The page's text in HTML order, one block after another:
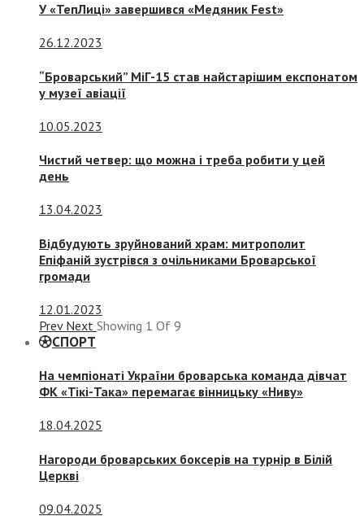
У «ТепЛиці» завершився «Медяник Fest»
26.12.2023
“Броварський” МіГ-15 став найстарішим експонатом
у музеї авіації
10.05.2023
Чистий четвер: що можна і треба робити у цей
день
13.04.2023
Відбудують зруйнований храм: митрополит
Епіфаній зустрівся з очільниками Броварської
громади
12.01.2023
Prev Next Showing 1 Of 9
СПОРТ
На чемпіонаті України броварська команда дівчат
ФК «Тікі-Така» перемагає вінницьку «Ниву»
18.04.2025
Нагороди броварських боксерів на турнір в Білій
Церкві
09.04.2025